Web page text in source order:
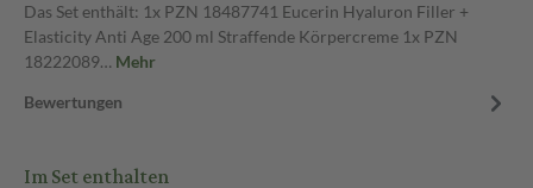
Das Set enthält: 1x PZN 18487741 Eucerin Hyaluron Filler +
Elasticity Anti Age 200 ml Straffende Körpercreme 1x PZN
18222089… Mehr
Bewertungen
Im Set enthalten